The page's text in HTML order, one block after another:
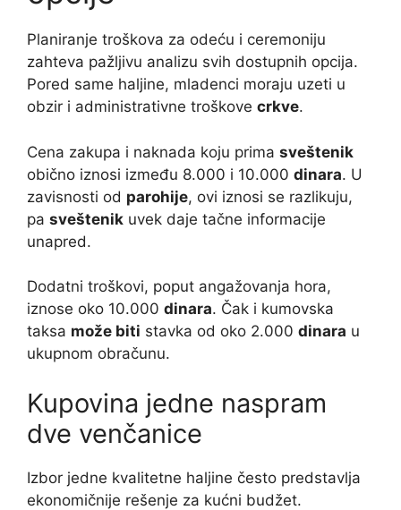
Planiranje troškova za odeću i ceremoniju
zahteva pažljivu analizu svih dostupnih opcija.
Pored same haljine, mladenci moraju uzeti u
obzir i administrativne troškove crkve.
Cena zakupa i naknada koju prima sveštenik
obično iznosi između 8.000 i 10.000 dinara. U
zavisnosti od parohije, ovi iznosi se razlikuju,
pa sveštenik uvek daje tačne informacije
unapred.
Dodatni troškovi, poput angažovanja hora,
iznose oko 10.000 dinara. Čak i kumovska
taksa može biti stavka od oko 2.000 dinara u
ukupnom obračunu.
Kupovina jedne naspram
dve venčanice
Izbor jedne kvalitetne haljine često predstavlja
ekonomičnije rešenje za kućni budžet.